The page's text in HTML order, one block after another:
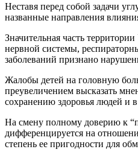
Нeставя перед собой задачи
названные направления
Значительная часть
нервной системы,
заболеваний признано
Жалобы детей на головную
преувеличением высказать
сохранению здоровья людей и
На смену полному доверию к
дифференцируется на
степень ее пригодности для